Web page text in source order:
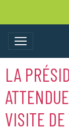
LA
VISITE